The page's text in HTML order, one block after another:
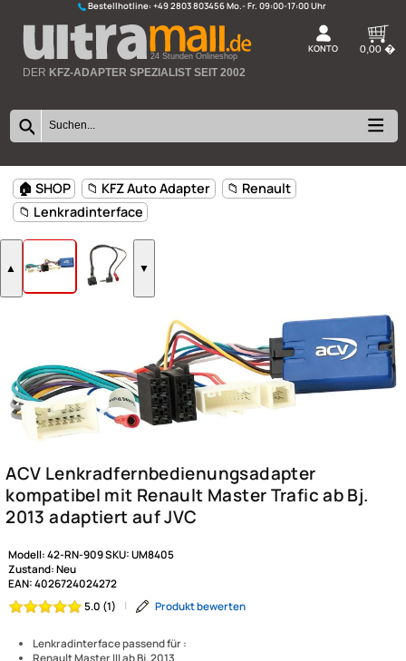
Bestellhotline:+49 2803 803456
24 Stunden Onlineshop
🏠 SHOP 📁 KFZ Auto Adapter
📁 Lenkradinterface
▲ ▼
Modell: 42-RN-909 SKU:
UM8405
EAN:4026724024272